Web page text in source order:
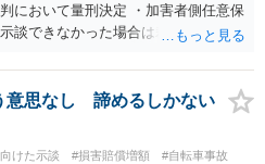
において量刑決定 ・加害者側任意保
談できなかった場合は裁判） となり
られるはずですので、率直にお答え
思なし 諦めるしかない
けた示談 #損害賠償増額 #自転車事故